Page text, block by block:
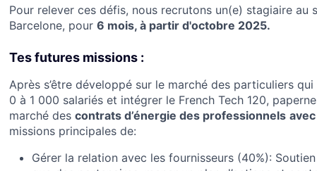
Pour relever ces défis, nous recrutons un(e) stagiaire au
Barcelone, pour 6 mois, à partir d'octobre 2025.
Tes futures missions :
Après s’être développé sur le marché des particuliers
0 à 1 000 salariés et intégrer le French Tech 120,
marché des contrats d’énergie des professionnels
missions principales de:
Gérer la relation avec les fournisseurs (40%):